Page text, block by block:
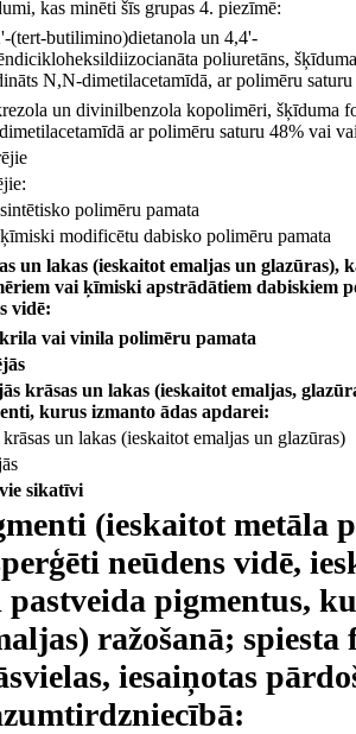
kas minēti šīs grupas 4. piezīmē:
(tert-butilimino)dietanola un 4,4'-
poliuretāns,
N,N-dimetilacetamīdā, ar polimēru
un divinilbenzola kopolimēri, šķīduma
ar polimēru saturu 48% vai
polimēru pamata
modificētu dabisko polimēru pamata
un lakas (ieskaitot emaljas un glazūras),
vai ķīmiski apstrādātiem dabiskiem
vidē:
vai vinila polimēru pamata
krāsas un lakas (ieskaitot emaljas,
kurus izmanto ādas apdarei:
un lakas (ieskaitot emaljas un glazūras)
sikatīvi
(ieskaitot metāla
neūdens vidē,
pastveida pigmentus,
ražošanā;
iesaiņotas